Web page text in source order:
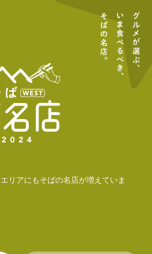
リアにもそばの名店が増えていま